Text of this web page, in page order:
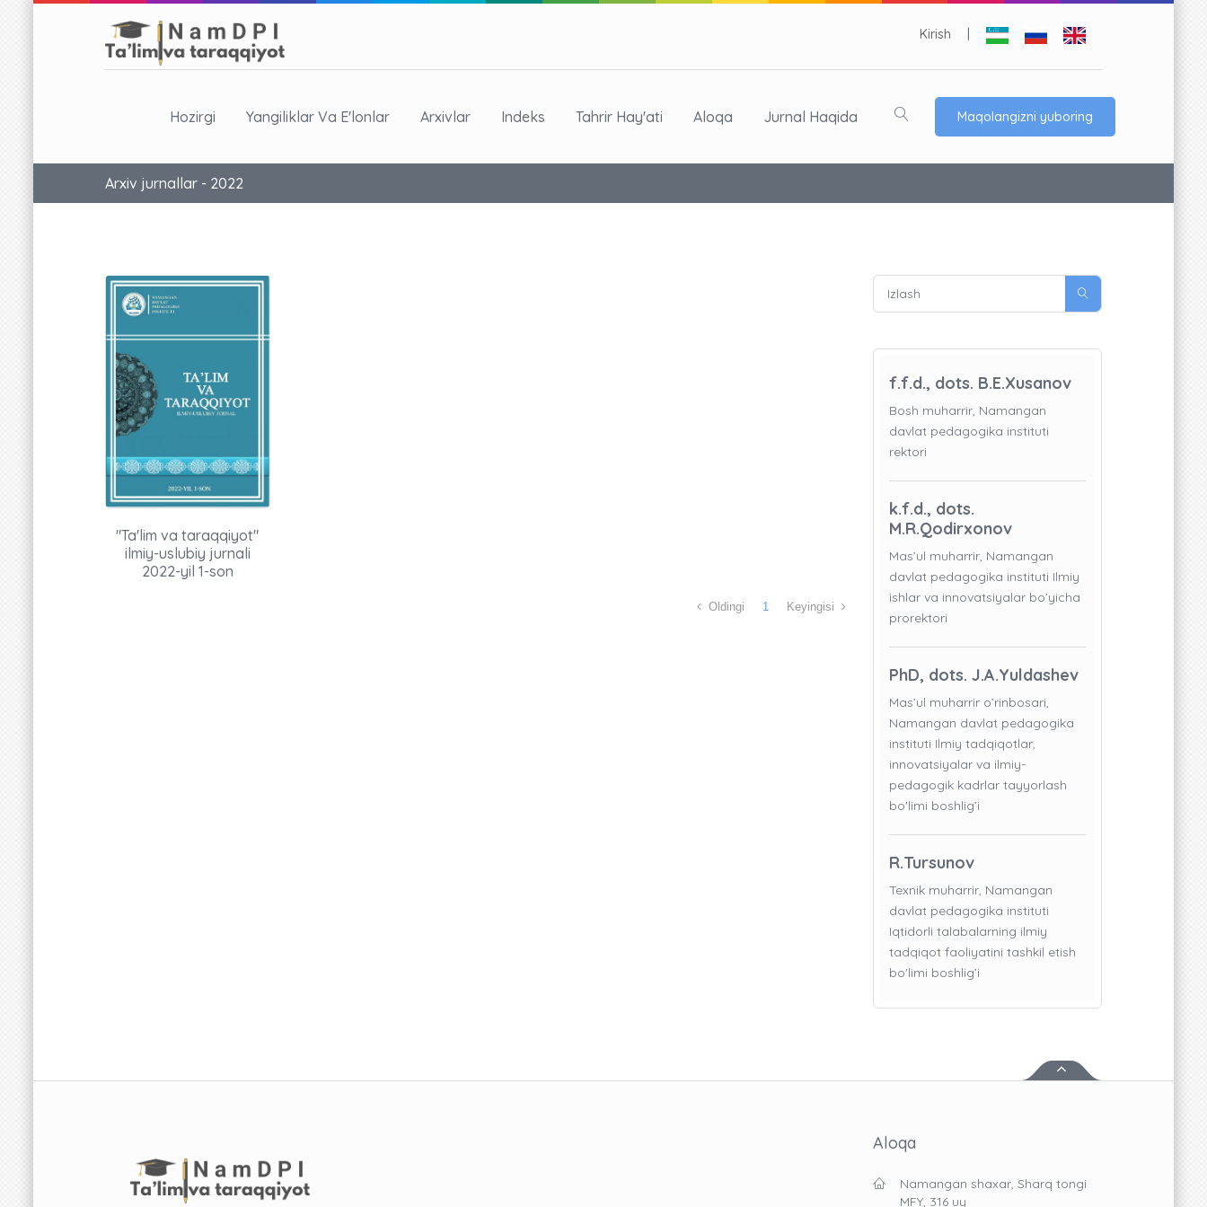
Kirish
Hozirgi Yangiliklar Va E'lonlar Arxivlar Indeks Tahrir Hay'ati Aloqa Jurnal Haqida Maqolangizni yuboring
Arxiv jurnallar - 2022
"Ta'lim va taraqqiyot"
ilmiy-uslubiy jurnali
2022-yil 1-son
Oldingi 1 Keyingisi
f.f.d., dots. B.E.Xusanov
Bosh muharrir, Namangan
davlat pedagogika instituti
rektori
k.f.d., dots.
M.R.Qodirxonov
Mas’ul muharrir, Namangan
davlat pedagogika instituti Ilmiy
ishlar va innovatsiyalar bo’yicha
prorektori
PhD, dots. J.A.Yuldashev
Mas’ul muharrir o’rinbosari,
Namangan davlat pedagogika
instituti Ilmiy tadqiqotlar,
innovatsiyalar va ilmiy-
pedagogik kadrlar tayyorlash
bo'limi boshlig’i
R.Tursunov
Texnik muharrir, Namangan
davlat pedagogika instituti
Iqtidorli talabalarning ilmiy
tadqiqot faoliyatini tashkil etish
bo'limi boshlig’i
Aloqa
Namangan shaxar, Sharq tongi
MFY, 316 uy